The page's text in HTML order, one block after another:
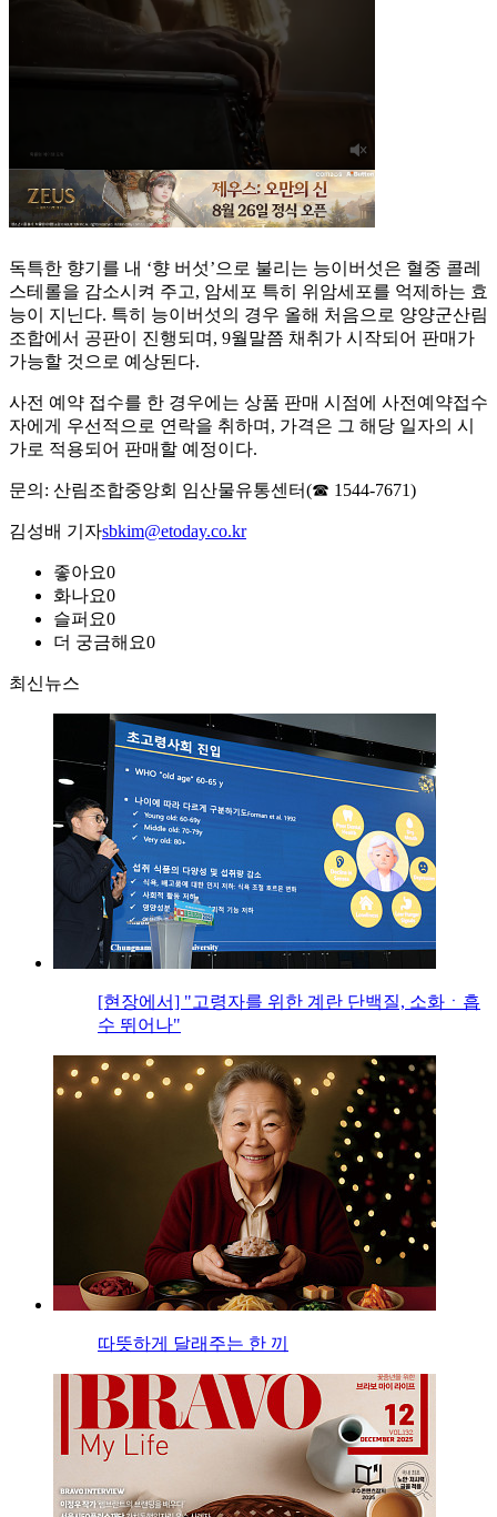
독특한 향기를 내 ‘향 버섯’으로 불리는 능이버섯은 혈중 콜레
스테롤을 감소시켜 주고, 암세포 특히 위암세포를 억제하는 효
능이 지닌다. 특히 능이버섯의 경우 올해 처음으로 양양군산림
조합에서 공판이 진행되며, 9월말쯤 채취가 시작되어 판매가
가능할 것으로 예상된다.
사전 예약 접수를 한 경우에는 상품 판매 시점에 사전예약접수
자에게 우선적으로 연락을 취하며, 가격은 그 해당 일자의 시
가로 적용되어 판매할 예정이다.
문의: 산림조합중앙회 임산물유통센터(☎ 1544-7671)
김성배 기자sbkim@etoday.co.kr
좋아요0
화나요0
슬퍼요0
더 궁금해요0
최신뉴스
[현장에서] "고령자를 위한 계란 단백질, 소화ㆍ흡
수 뛰어나"
따뜻하게 달래주는 한 끼